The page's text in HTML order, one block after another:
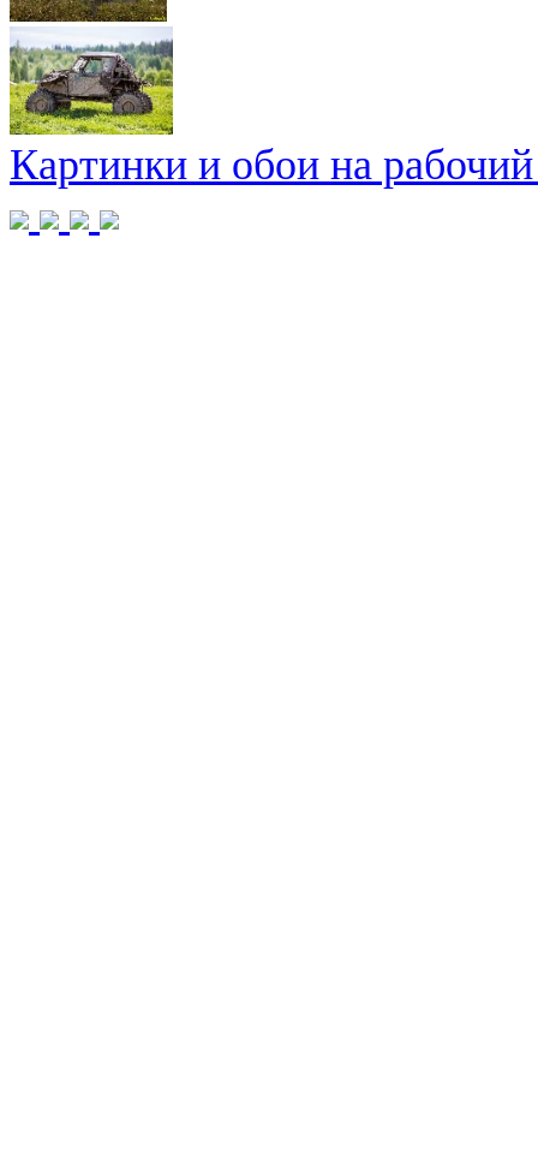
Картинки и обои на